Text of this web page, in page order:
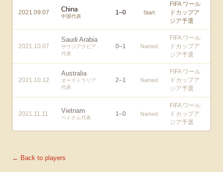
2021.09.07 China
中国代表
1–0 Start
FIFA ワール
ドカップア
ジア予選
2021.10.07
Saudi Arabia
サウジアラビア
代表
0–1 Named
FIFA ワール
ドカップア
ジア予選
2021.10.12
Australia
オーストラリア
代表
2–1 Named
FIFA ワール
ドカップア
ジア予選
2021.11.11 Vietnam
ベトナム代表
1–0 Named
FIFA ワール
ドカップア
ジア予選
← Back to players